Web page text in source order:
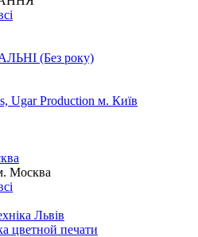
(Без року)
Ugar Production м. Київ
Москва
Львів
цветной печати